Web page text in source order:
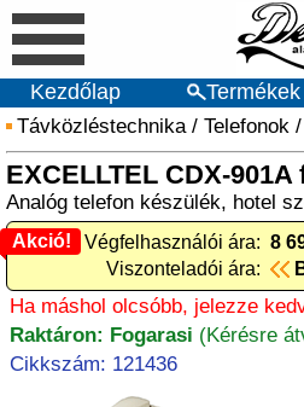
Kezdőlap Termékek
Távközléstechnika/ Telefonok /
EXCELLTEL CDX-901A
Analóg telefon készülék, hotel
Akció!
Akció! Végfelhasználói ára: 8
Viszonteladói ára:
Ha máshol olcsóbb, jelezze
Raktáron: Fogarasi (Kérésre
Cikkszám: 121436